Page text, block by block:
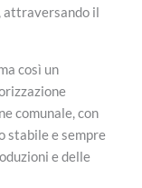
attraversando il
così un
comunale, con
stabile e sempre
e delle